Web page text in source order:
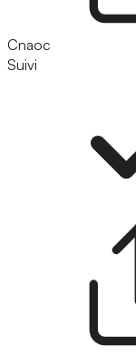
Cnaoc
Suivi